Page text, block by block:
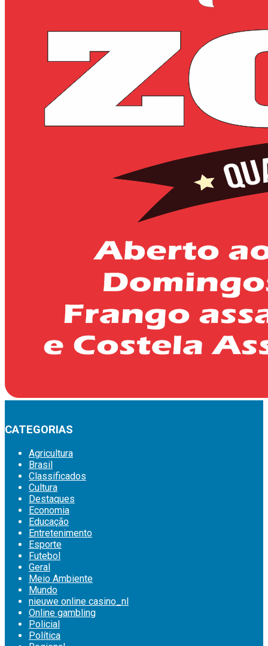
CATEGORIAS
Agricultura
Brasil
Classificados
Cultura
Destaques
Economia
Educação
Entretenimento
Esporte
Futebol
Geral
Meio Ambiente
Mundo
nieuwe online casino_nl
Online gambling
Policial
Política